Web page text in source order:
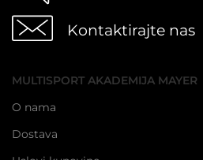
Kontaktirajte nas
MULTISPORT AKADEMIJA MAYER
O nama
Dostava